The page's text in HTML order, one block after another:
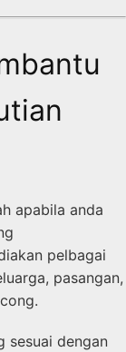
apabila anda
pelbagai
pasangan,
sesuai dengan